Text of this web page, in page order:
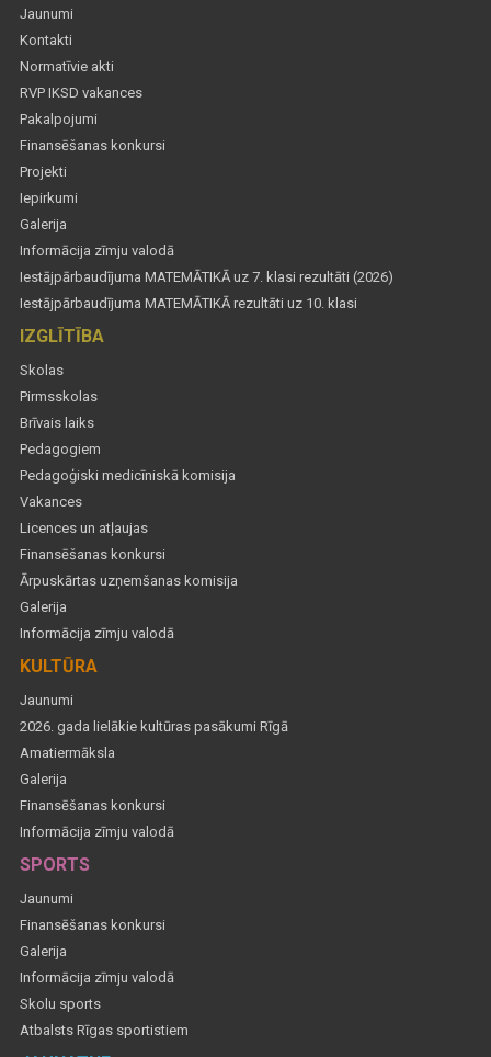
Jaunumi
Kontakti
Normatīvie akti
RVP IKSD vakances
Pakalpojumi
Finansēšanas konkursi
Projekti
Iepirkumi
Galerija
Informācija zīmju valodā
Iestājpārbaudījuma MATEMĀTIKĀ uz 7. klasi rezultāti (2026)
Iestājpārbaudījuma MATEMĀTIKĀ rezultāti uz 10. klasi
IZGLĪTĪBA
Skolas
Pirmsskolas
Brīvais laiks
Pedagogiem
Pedagoģiski medicīniskā komisija
Vakances
Licences un atļaujas
Finansēšanas konkursi
Ārpuskārtas uzņemšanas komisija
Galerija
Informācija zīmju valodā
KULTŪRA
Jaunumi
2026. gada lielākie kultūras pasākumi Rīgā
Amatiermāksla
Galerija
Finansēšanas konkursi
Informācija zīmju valodā
SPORTS
Jaunumi
Finansēšanas konkursi
Galerija
Informācija zīmju valodā
Skolu sports
Atbalsts Rīgas sportistiem